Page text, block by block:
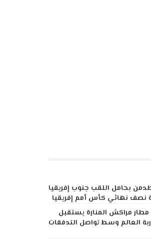
بحامل اللقب جنوب إفريقيا
نصف نهائي كأس أمم إفريقيا
مرحبا 2026.. مطار مراكش المنارة يستقبل
من مغاربة العالم وسط تواصل التدفقات